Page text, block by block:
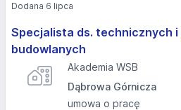
Specjalista ds. technicznych
budowlanych
Akademia WSB
Dąbrowa Górnicza
umowa o pracę
Dodana 6 lipca